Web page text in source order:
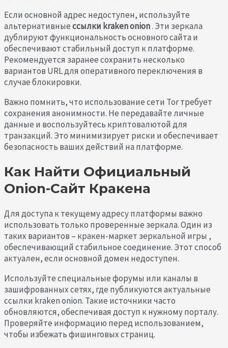
Если основной адрес недоступен, используйте
альтернативныессылки kraken onion. Эти зеркала
дублируют функциональность основного сайта и
обеспечивают стабильный доступ к платформе.
Рекомендуется заранее сохранить несколько
вариантов URL для оперативного переключения в
случае блокировки.
Важно помнить, что использование сети Tor требует
сохранения анонимности. Не передавайте личные
данные и воспользуйтесь криптовалютой для
транзакций. Это минимизирует риски и обеспечивает
безопасность ваших действий на платформе.
Как Найти Официальный
Onion-Сайт Кракена
Для доступа к текущему адресу платформы важно
использовать только проверенные зеркала. Один из
таких вариантов – кракен-маркет зеркальной игры ,
обеспечивающий стабильное соединение. Этот способ
актуален, если основной домен недоступен.
Используйте специальные форумы или каналы в
зашифрованных сетях, где публикуются актуальные
ссылки kraken onion. Такие источники часто
обновляются, обеспечивая доступ к нужному порталу.
Проверяйте информацию перед использованием,
чтобы избежать фишинговых страниц.